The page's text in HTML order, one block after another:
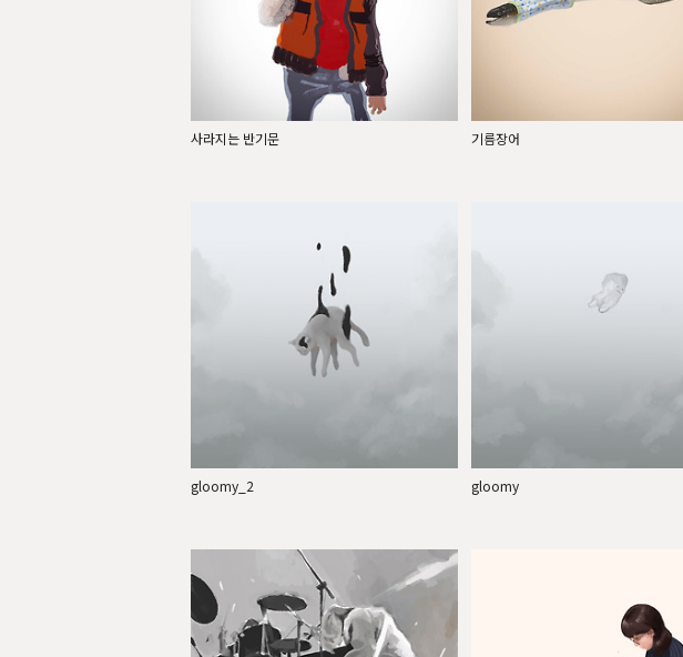
사라지는 반기문 기름장어
gloomy_2 gloomy